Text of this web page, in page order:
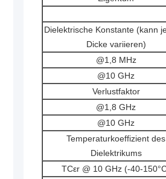
Dielektrische Konstante (kann
Dicke variieren)
@1,8 MHz
@10 GHz
Verlustfaktor
@1,8 GHz
@10 GHz
Temperaturkoeffizient des
Dielektrikums
TCεr @ 10 GHz (-40-